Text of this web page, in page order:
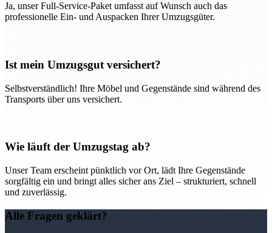
Ja, unser Full-Service-Paket umfasst auf Wunsch auch das
professionelle Ein- und Auspacken Ihrer Umzugsgüter.
Ist mein Umzugsgut versichert?
Selbstverständlich! Ihre Möbel und Gegenstände sind während des
Transports über uns versichert.
Wie läuft der Umzugstag ab?
Unser Team erscheint pünktlich vor Ort, lädt Ihre Gegenstände
sorgfältig ein und bringt alles sicher ans Ziel – strukturiert, schnell
und zuverlässig.
Alle Fragen geklärt?